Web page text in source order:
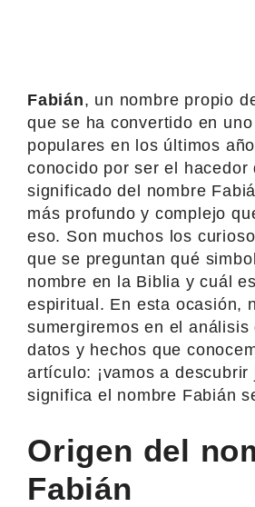
Fabián, un nombre propio
que se ha convertido en
populares en los últimos
conocido por ser el hacedor
significado del nombre
más profundo y complejo
eso. Son muchos los
que se preguntan qué
nombre en la Biblia y cuál
espiritual. En esta ocasión,
sumergiremos en el análisis
datos y hechos que
artículo: ¡vamos a descubrir
significa el nombre Fabián
Origen del
Fabián